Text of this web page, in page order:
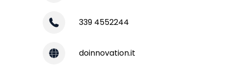
339 4552244
doinnovation.it